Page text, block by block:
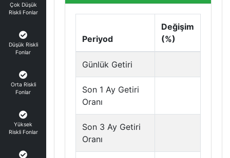
Çok Düşük
Riskli Fonlar
Düşük Riskli
Fonlar
Orta Riskli
Fonlar
Yüksek
Riskli Fonlar
Periyod
Değişim
(%)
Günlük Getiri
Son 1 Ay Getiri
Oranı
Son 3 Ay Getiri
Oranı